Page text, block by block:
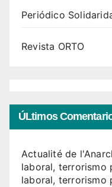
Periódico
Revista ORTO
ÚLtimos
Actualité de
laboral, terrorismo
laboral, terrorismo